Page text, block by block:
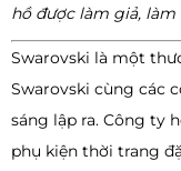
hồ được làm giả, làm
Swarovski là một
Swarovski cùng các
sáng lập ra. Công ty
phụ kiện thời trang